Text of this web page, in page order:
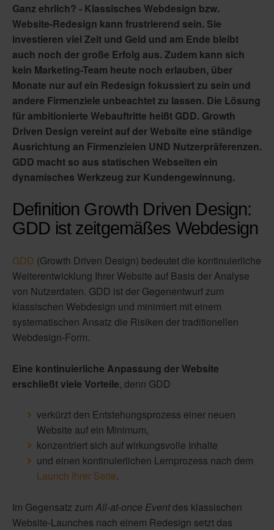
Ganz ehrlich? - Klassisches Webdesign bzw.
Website-Redesign kann frustrierend sein. Sie
investieren viel Zeit und Geld und am Ende bleibt
auch noch der große Erfolg aus. Zudem kann sich
kein Marketing-Team heute noch erlauben, über
Monate nur auf ein Redesign fokussiert zu sein und
andere Firmenziele unbeachtet zu lassen. Die Lösung
für ambitionierte Webauftritte heißt GDD. Growth
Driven Design vereint auf der Website eine ständige
Ausrichtung an Firmenzielen UND Nutzerpräferenzen.
GDD macht so aus statischen Webseiten ein
dynamisches Werkzeug zur Kundengewinnung.
Definition Growth Driven Design:
GDD ist zeitgemäßes Webdesign
GDD (Growth Driven Design) bedeutet die kontinuierliche
Weiterentwicklung Ihrer Website auf Basis der Analyse
von Nutzerdaten. GDD ist der Gegenentwurf zum
klassischen Webdesign und minimiert mit einem
systematischen Ansatz die Risiken der traditionellen
Webdesign-Form.
Eine kontinuierliche Anpassung der Website
erschließt viele Vorteile, denn GDD
verkürzt den Entstehungsprozess einer neuen
Website auf ein Minimum,
konzentriert sich auf wirkungsvolle Inhalte
und einen kontinuierlichen Lernprozess nach dem
Launch Ihrer Seite.
Im Gegensatz zum All-at-once Eventdes klassischen
Website-Launches nach einem Redesign setzt das